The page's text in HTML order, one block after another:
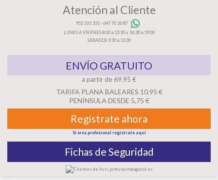
Atención al Cliente
952 331 331 -647 70 56 87
LUNES A VIERNES 8:00 a 13:30 y 16:30 a 19:00
SÁBADOS 9:30 a 13:30
ENVÍO GRATUITO
a partir de 69,95 €
TARIFA PLANA BALEARES 10,95 €
PENÍNSULA DESDE 5,75 €
Regístrate ahora
Si eres profesional registrate aquí
Fichas de Seguridad